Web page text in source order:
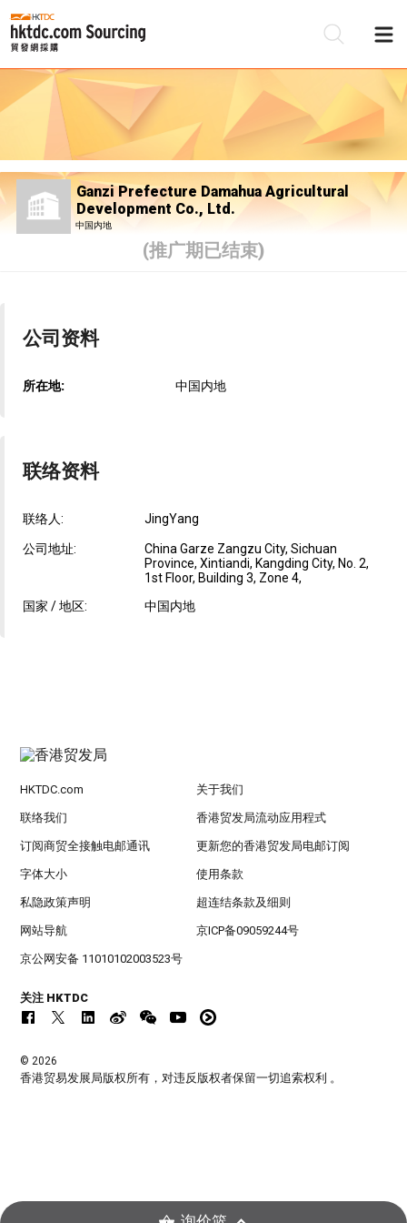
Ganzi Prefecture Damahua Agricultural
Development Co., Ltd.
中国内地
(推广期已结束)
公司资料
所在地: 中国内地
联络资料
联络人: JingYang
公司地址:
China Garze Zangzu City, Sichuan
Province, Xintiandi, Kangding City, No. 2,
1st Floor, Building 3, Zone 4,
国家 / 地区:
中国内地
HKTDC.com 关于我们
联络我们 香港贸发局流动应用程式
订阅商贸全接触电邮通讯 更新您的香港贸发局电邮订阅
字体大小 使用条款
私隐政策声明 超连结条款及细则
网站导航 京ICP备09059244号
京公网安备 11010102003523号
关注 HKTDC
© 2026
香港贸易发展局版权所有，对违反版权者保留一切追索权利 。